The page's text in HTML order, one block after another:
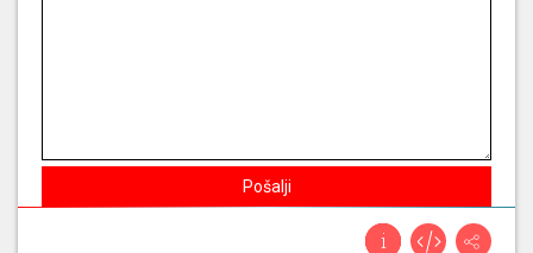
zavoda za zdravstveno osiguranje iz državnog
proračuna - predlagatelji: 18 zastupnika u
Pošalji